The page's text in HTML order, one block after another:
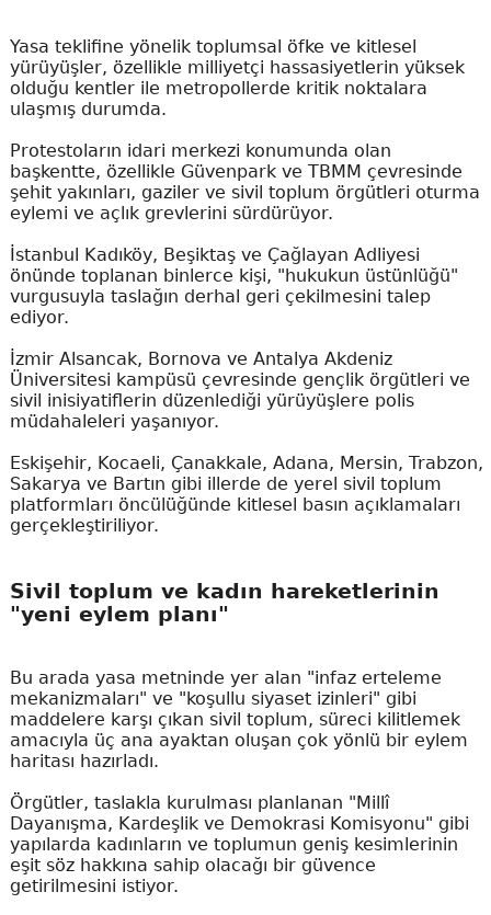
Yasa teklifine yönelik toplumsal öfke ve kitlesel
yürüyüşler, özellikle milliyetçi hassasiyetlerin yüksek
olduğu kentler ile metropollerde kritik noktalara
ulaşmış durumda.
Protestoların idari merkezi konumunda olan
başkentte, özellikle Güvenpark ve TBMM çevresinde
şehit yakınları, gaziler ve sivil toplum örgütleri oturma
eylemi ve açlık grevlerini sürdürüyor.
İstanbul Kadıköy, Beşiktaş ve Çağlayan Adliyesi
önünde toplanan binlerce kişi, "hukukun üstünlüğü"
vurgusuyla taslağın derhal geri çekilmesini talep
ediyor.
İzmir Alsancak, Bornova ve Antalya Akdeniz
Üniversitesi kampüsü çevresinde gençlik örgütleri ve
sivil inisiyatiflerin düzenlediği yürüyüşlere polis
müdahaleleri yaşanıyor.
Eskişehir, Kocaeli, Çanakkale, Adana, Mersin, Trabzon,
Sakarya ve Bartın gibi illerde de yerel sivil toplum
platformları öncülüğünde kitlesel basın açıklamaları
gerçekleştiriliyor.
Sivil toplum ve kadın hareketlerinin
"yeni eylem planı"
Bu arada yasa metninde yer alan "infaz erteleme
mekanizmaları" ve "koşullu siyaset izinleri" gibi
maddelere karşı çıkan sivil toplum, süreci kilitlemek
amacıyla üç ana ayaktan oluşan çok yönlü bir eylem
haritası hazırladı.
Örgütler, taslakla kurulması planlanan "Millî
Dayanışma, Kardeşlik ve Demokrasi Komisyonu" gibi
yapılarda kadınların ve toplumun geniş kesimlerinin
eşit söz hakkına sahip olacağı bir güvence
getirilmesini istiyor.